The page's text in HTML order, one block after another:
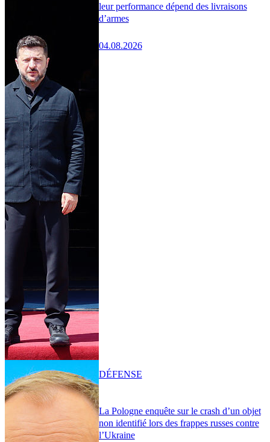
leur performance dépend des livraisons
d’armes
04.08.2026
La Pologne enquête sur le crash d’un objet
non identifié lors des frappes russes contre
l’Ukraine
DÉFENSE